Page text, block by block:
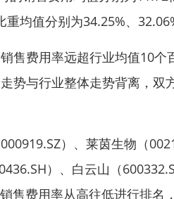
均值分别为34.25%、
费用率远超行业均值10个
势与行业整体走势背离，双
000919.SZ）、 莱茵生物 （
）、 白云山 （
售费用率从高往低进行排名